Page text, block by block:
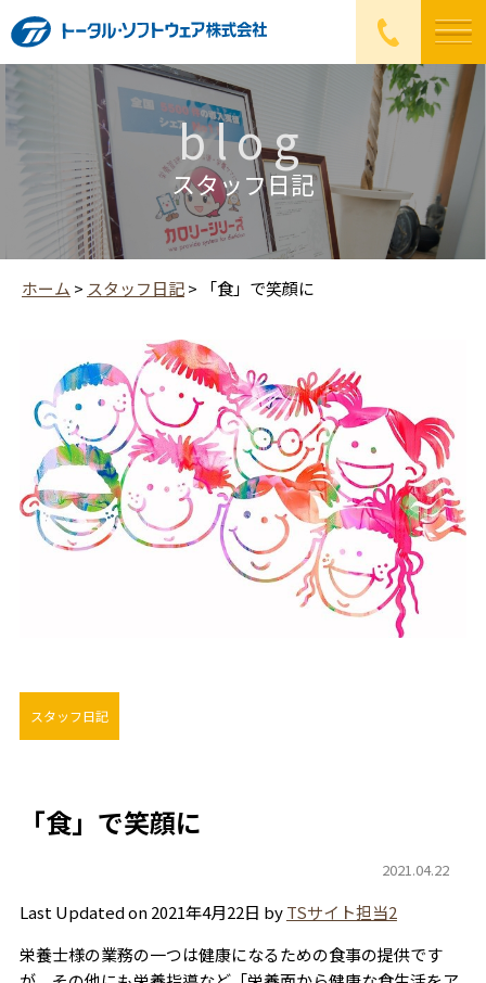
blog
スタッフ日記
ホーム > スタッフ日記> 「食」で笑顔に
スタッフ日記
「食」で笑顔に
2021.04.22
Last Updated on 2021年4月22日 byTSサイト担当2
栄養士様の業務の一つは健康になるための食事の提供です